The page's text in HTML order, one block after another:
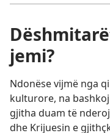
jemi?
Ndonëse vijmë nga
kulturore, na
gjitha duam të
dhe Krijuesin e